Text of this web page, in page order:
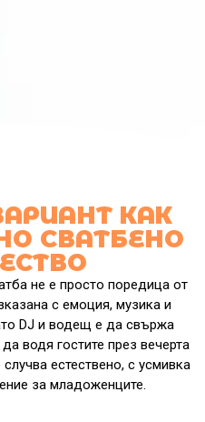
КАК
СВАТБЕНО
не е просто поредица от
с емоция, музика и
DJ и водещ е да свържа
водя гостите през вечерта
естествено, с усмивка
за младоженците.